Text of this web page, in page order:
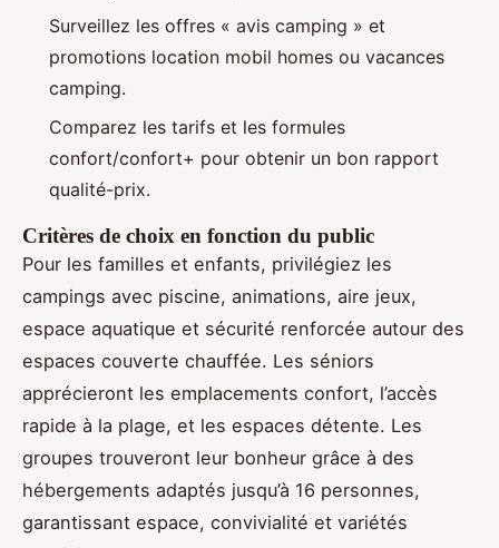
Surveillez les offres « avis camping » et
promotions location mobil homes ou vacances
camping.
Comparez les tarifs et les formules
confort/confort+ pour obtenir un bon rapport
qualité-prix.
Critères de choix en fonction du public
Pour les familles et enfants, privilégiez les
campings avec piscine, animations, aire jeux,
espace aquatique et sécurité renforcée autour des
espaces couverte chauffée. Les séniors
apprécieront les emplacements confort, l’accès
rapide à la plage, et les espaces détente. Les
groupes trouveront leur bonheur grâce à des
hébergements adaptés jusqu’à 16 personnes,
garantissant espace, convivialité et variétés